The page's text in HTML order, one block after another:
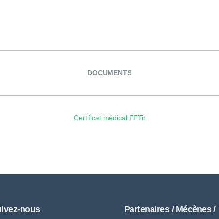
DOCUMENTS
Certificat médical FFTir
nous
Partenaires / Mécènes /